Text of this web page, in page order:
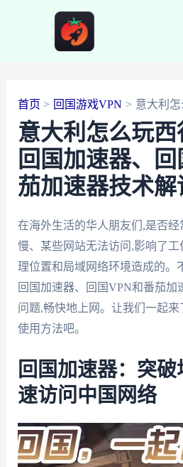
首页 回国游戏VPN 意大利
意大利怎么玩西
回国加速器、
茄加速器技术解
在海外生活的华人朋友们,是否
慢、某些网站无法访问,影响了
理位置和局域网络环境造成的。
回国加速器、回国VPN和番茄加
问题,畅快地上网。让我们一起
使用方法吧。
回国加速器：突
速访问中国网络